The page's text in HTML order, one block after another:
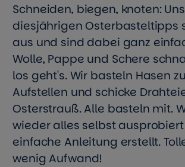
Schneiden, biegen, knoten:
diesjährigen Osterbasteltipps
aus und sind dabei ganz
Wolle, Pappe und Schere
los geht's. Wir basteln Hasen
Aufstellen und schicke
Osterstrauß. Alle basteln mit.
wieder alles selbst
einfache Anleitung erstellt.
wenig Aufwand!